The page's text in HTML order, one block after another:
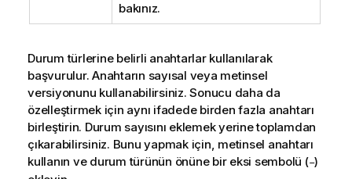
bakınız.
Durum türlerine belirli anahtarlar kullanılarak
başvurulur. Anahtarın sayısal veya metinsel
versiyonunu kullanabilirsiniz. Sonucu daha da
özelleştirmek için aynı ifadede birden fazla anahtarı
birleştirin. Durum sayısını eklemek yerine toplamdan
çıkarabilirsiniz. Bunu yapmak için, metinsel anahtarı
kullanın ve durum türünün önüne bir eksi sembolü (-)